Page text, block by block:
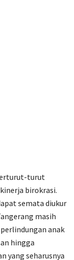
turut
birokrasi.
semata diukur
masih
anak
hingga
yang seharusnya